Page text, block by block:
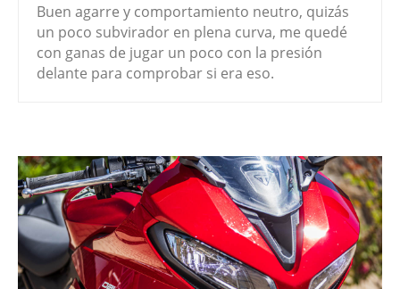
Buen agarre y comportamiento neutro, quizás
un poco subvirador en plena curva, me quedé
con ganas de jugar un poco con la presión
delante para comprobar si era eso.